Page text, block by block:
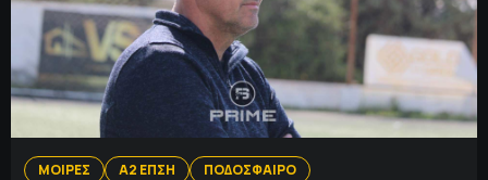
ΜΟΙΡΕΣ Α2 ΕΠΣΗ ΠΟΔΟΣΦΑΙΡΟ